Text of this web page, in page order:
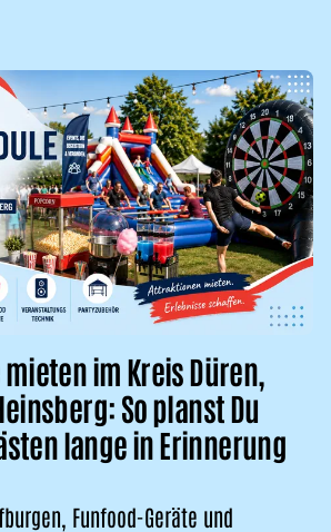
im Kreis Düren,
So planst Du
lange in Erinnerung
Funfood-Geräte und